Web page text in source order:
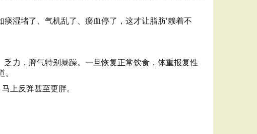
湿堵了、气机乱了、瘀血停了，这才让脂肪‘赖着不
力，脾气特别暴躁。一旦恢复正常饮食，体重报复性
。
上反弹甚至更胖。